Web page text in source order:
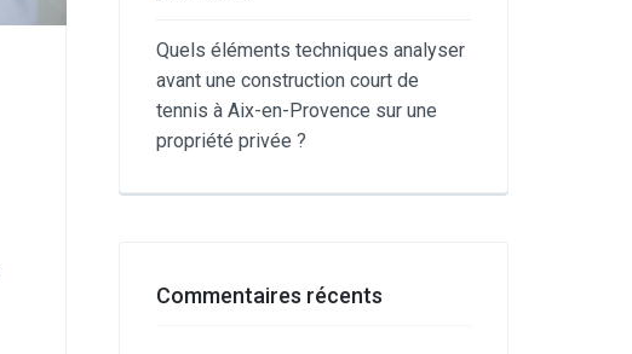
Quels éléments techniques analyser
avant une construction court de
tennis à Aix-en-Provence sur une
propriété privée ?
Commentaires récents